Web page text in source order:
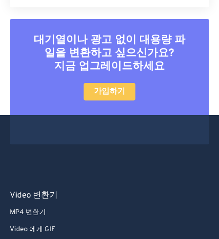
대기열이나 광고 없이 대용량 파
일을 변환하고 싶으신가요?
지금 업그레이드하세요
가입하기
Video 변환기
MP4 변환기
Video 에게 GIF